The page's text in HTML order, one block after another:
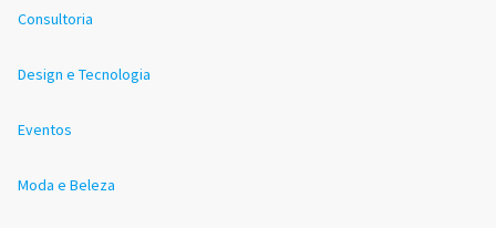
Consultoria
Design e Tecnologia
Eventos
Moda e Beleza